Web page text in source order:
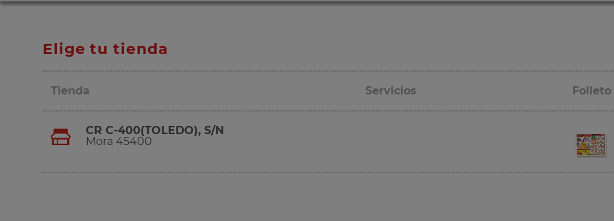
Elige tu tienda
Tienda Servicios
CR C-400(TOLEDO), S/N
Mora 45400